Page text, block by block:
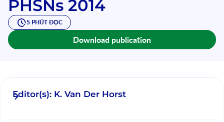
PHSNs 2014
5 PHÚT ĐỌC
Download publication
Editor(s): K. Van Der Horst